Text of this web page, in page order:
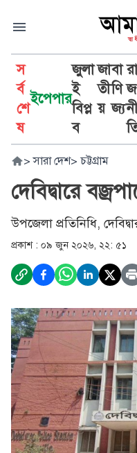
স
র্ব
শে
ষ
ইপেপার
জুলা
ই
বিপ্ল
ব
জা
তী
য়
বা
ণি
জ্য
রা
জ
নী
> সারা দেশ> চট্টগ্রাম
দেবিদ্বারে
উপজেলা প্রতিনিধি,
প্রকাশ : ০৯ জুন ২০২৬, ২২: ৫১